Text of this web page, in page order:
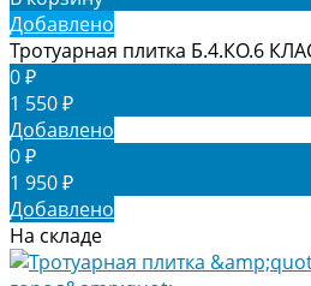
Добавлено
Тротуарная плитка Б.4.КО.6
0 ₽
1 550 ₽
Добавлено
0 ₽
1 950 ₽
Добавлено
На складе